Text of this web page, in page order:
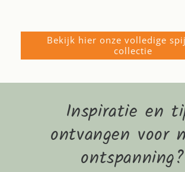
Bekijk hier onze volledige
collectie
Inspiratie en
ontvangen voor
ontspanning?